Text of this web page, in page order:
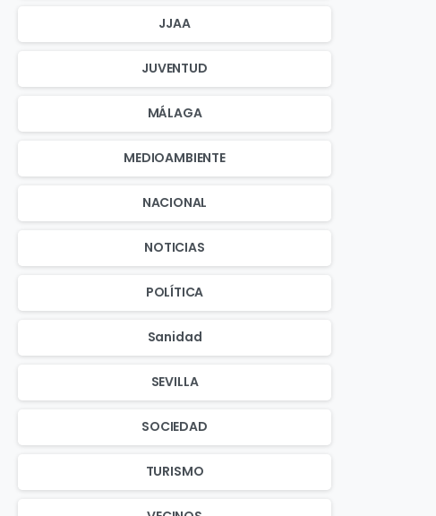
JJAA
JUVENTUD
MÁLAGA
MEDIOAMBIENTE
NACIONAL
NOTICIAS
POLÍTICA
Sanidad
SEVILLA
SOCIEDAD
TURISMO